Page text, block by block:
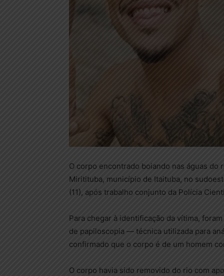
O corpo encontrado boiando nas águas
Miritituba, município de Itaituba, no
(11), após trabalho conjunto da Polícia
Para chegar à identificação da vítima,
de papiloscopia — técnica utilizada para
confirmado que o corpo é de um homem
O corpo havia sido removido do rio com